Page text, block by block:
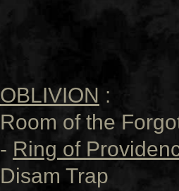
OBLIVION :
Room of the
- Ring of
Disam Trap